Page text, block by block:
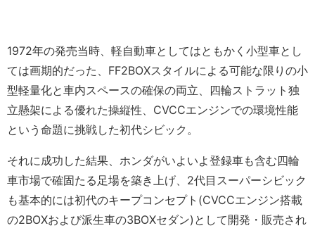
1972年の発売当時、軽自動車としてはともかく小型車とし
ては画期的だった、FF2BOXスタイルによる可能な限りの小
型軽量化と車内スペースの確保の両立、四輪ストラット独
立懸架による優れた操縦性、CVCCエンジンでの環境性能
という命題に挑戦した初代シビック。
それに成功した結果、ホンダがいよいよ登録車も含む四輪
車市場で確固たる足場を築き上げ、2代目スーパーシビック
も基本的には初代のキープコンセプト(CVCCエンジン搭載
の2BOXおよび派生車の3BOXセダン)として開発・販売され